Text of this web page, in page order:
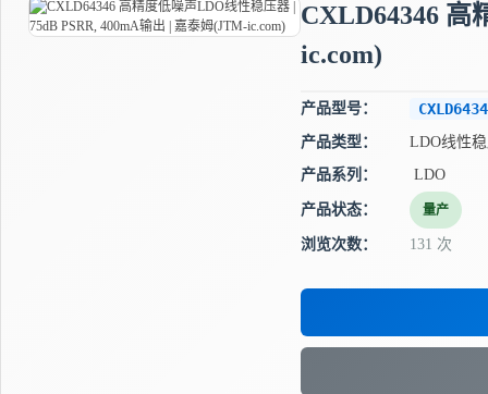
CXLD64346 高
ic.com)
产品型号：
产品类型：
LDO线性
产品系列：
LDO
产品状态： 量产
浏览次数： 131 次